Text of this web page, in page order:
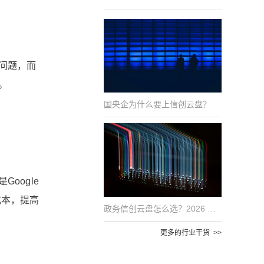
题，而
Google
，提高
国央企为什么要上信创云盘？
更多的行业干货 >>